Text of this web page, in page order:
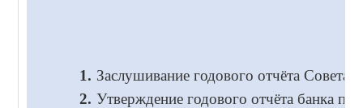
1. Заслушивание годового отчёта
2. Утверждение годового отчёта банка по